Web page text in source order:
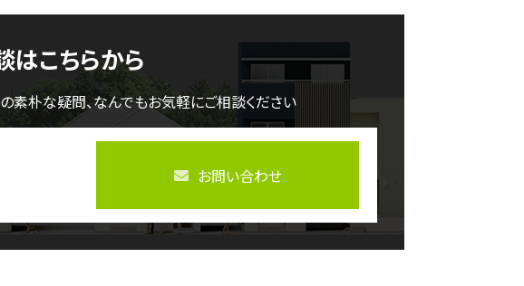
はこちらから
素朴な疑問、なんでもお気軽にご相談ください
お問い合わせ